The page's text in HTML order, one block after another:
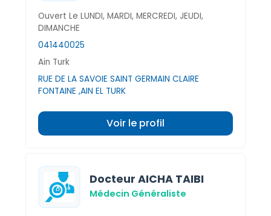
Ouvert Le LUNDI, MARDI, MERCREDI, JEUDI,
DIMANCHE
041440025
Ain Turk
RUE DE LA SAVOIE SAINT GERMAIN CLAIRE
FONTAINE ,AIN EL TURK
Voir le profil
Docteur AICHA TAIBI
Médecin Généraliste